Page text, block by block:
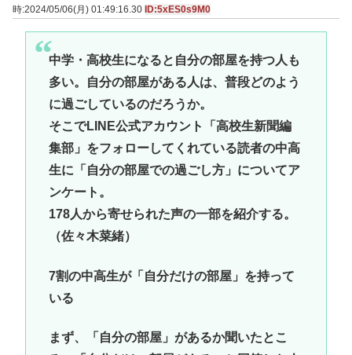
時:2024/05/06(月) 01:49:16.30 ID:5xES0s9M0
中学・高校生になると自分の部屋を持つ人も
多い。自分の部屋がある人は、普段どのよう
に過ごしているのだろうか。
そこでLINE公式アカウント「高校生新聞編
集部」をフォローしてくれている読者の中高
生に「自分の部屋での過ごし方」についてア
ンケート。
178人から寄せられた声の一部を紹介する。
（佐々木菜緒）
7割の中高生が「自分だけの部屋」を持って
いる
まず、「自分の部屋」があるか聞いたとこ